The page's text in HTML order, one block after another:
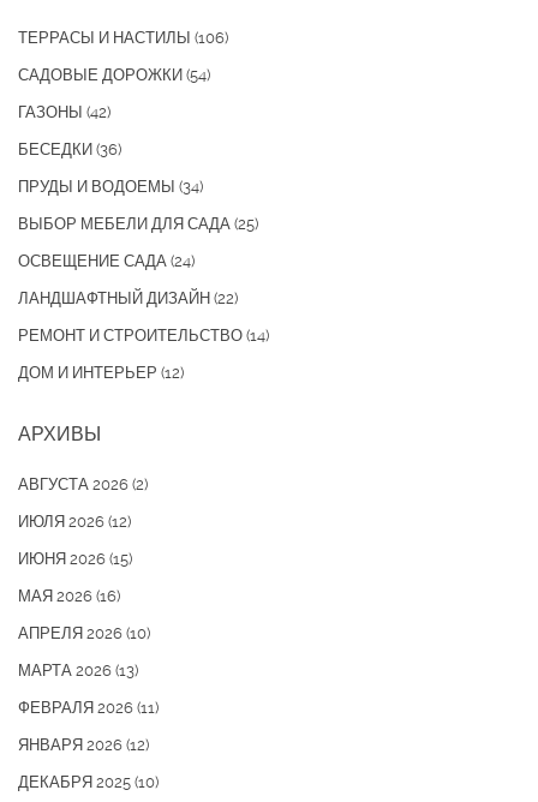
ТЕРРАСЫ И НАСТИЛЫ (106)
САДОВЫЕ ДОРОЖКИ (54)
ГАЗОНЫ (42)
БЕСЕДКИ (36)
ПРУДЫ И ВОДОЕМЫ (34)
ВЫБОР МЕБЕЛИ ДЛЯ САДА (25)
ОСВЕЩЕНИЕ САДА (24)
ЛАНДШАФТНЫЙ ДИЗАЙН (22)
РЕМОНТ И СТРОИТЕЛЬСТВО (14)
ДОМ И ИНТЕРЬЕР (12)
АРХИВЫ
АВГУСТА 2026 (2)
ИЮЛЯ 2026 (12)
ИЮНЯ 2026 (15)
МАЯ 2026 (16)
АПРЕЛЯ 2026 (10)
МАРТА 2026 (13)
ФЕВРАЛЯ 2026 (11)
ЯНВАРЯ 2026 (12)
ДЕКАБРЯ 2025 (10)